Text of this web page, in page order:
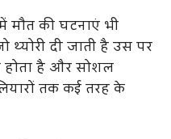
मौत की घटनाएं भी
थ्योरी दी जाती है उस पर
होता है और सोशल
तक कई तरह के